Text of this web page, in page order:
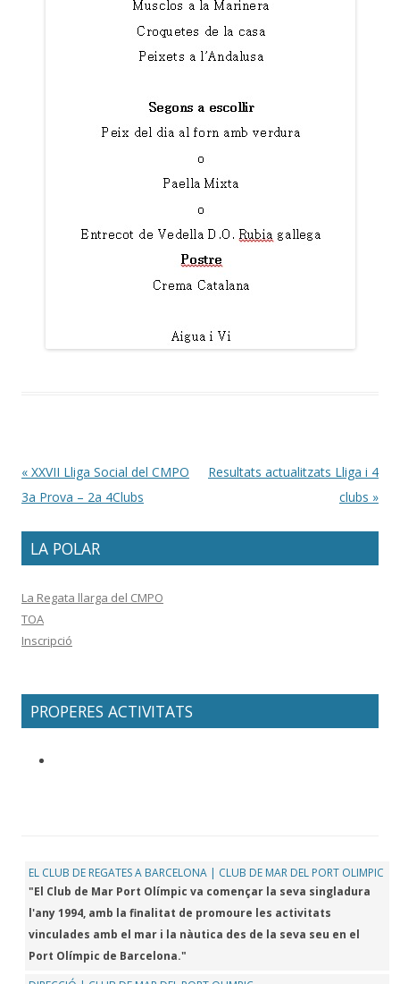
Post navigation
« XXVII Lliga Social del CMPO
3a Prova – 2a 4Clubs
Resultats actualitzats Lliga i 4
clubs »
LA POLAR
La Regata llarga del CMPO
TOA
Inscripció
PROPERES ACTIVITATS
EL CLUB DE REGATES A BARCELONA | CLUB DE MAR DEL PORT OLIMPIC
"El Club de Mar Port Olímpic va començar la seva singladura
l'any 1994, amb la finalitat de promoure les activitats
vinculades amb el mar i la nàutica des de la seva seu en el
Port Olímpic de Barcelona."